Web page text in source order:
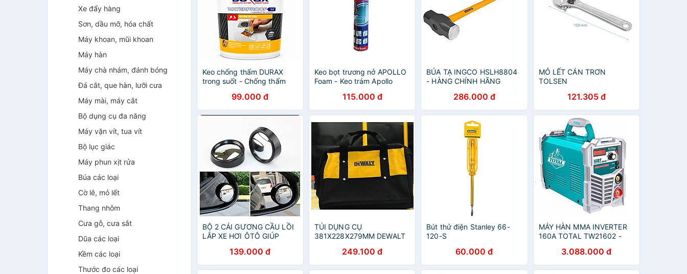
Xe đẩy hàng
Sơn, dầu mỡ, hóa chất
Máy khoan, mũi khoan
Máy hàn
Máy chà nhám, đánh bóng
Đá cắt, que hàn, lưỡi cưa
Máy mài, máy cắt
Bộ dụng cụ đa năng
Máy vặn vít, tua vít
Bộ lục giác
Máy phun xịt rửa
Búa các loại
Cờ lê, mỏ lết
Thang nhôm
Cưa gỗ, cưa sắt
Dũa các loại
Kềm các loại
Thước đo các loại
Keo chống thấm DURAX
trong suốt - Chống thấm
99.000 đ
Keo bọt trương nở APOLLO
Foam - Keo trám Apollo
115.000 đ
BÚA TẠ INGCO HSLH8804
- HÀNG CHÍNH HÃNG
286.000 đ
MỎ LẾT CÁN TRƠN
TOLSEN
- HÀNG CHÍNH HÃNG
121.305 đ
BỘ 2 CÁI GƯƠNG CẦU LỒI
LẮP XE HƠI ÔTÔ GIÚP
139.000 đ
TÚI DỤNG CỤ
381X228X279MM DEWALT
249.100 đ
Bút thử điện Stanley 66-
120-S
60.000 đ
MÁY HÀN MMA INVERTER
160A TOTAL TW21602 -
3.088.000 đ